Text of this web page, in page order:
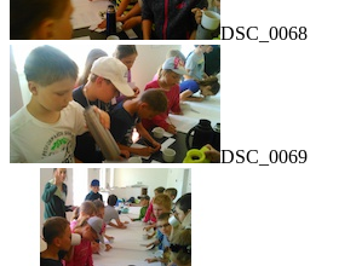
DSC_0068
DSC_0069